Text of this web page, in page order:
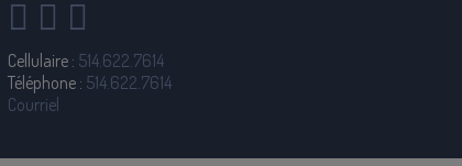
Cellulaire : 514.622.7614
Téléphone : 514.622.7614
Courriel